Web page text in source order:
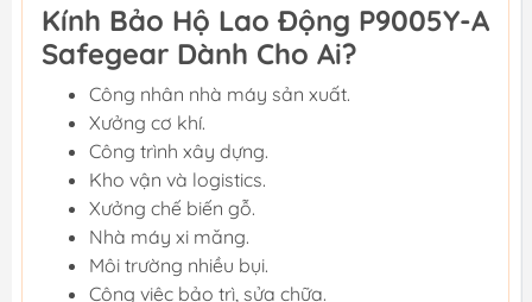
Kính Bảo Hộ Lao Động P9005Y-A
Safegear Dành Cho Ai?
Công nhân nhà máy sản xuất.
Xưởng cơ khí.
Công trình xây dựng.
Kho vận và logistics.
Xưởng chế biến gỗ.
Nhà máy xi măng.
Môi trường nhiều bụi.
Công việc bảo trì, sửa chữa.